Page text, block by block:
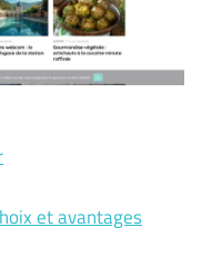
et avantages